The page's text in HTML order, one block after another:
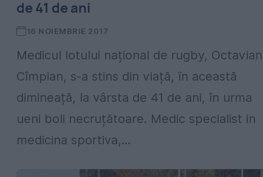
de 41 de ani
16 NOIEMBRIE 2017
Medicul lotului național de rugby, Octavian
Cîmpian, s-a stins din viață, în această
dimineață, la vârsta de 41 de ani, în urma
ueni boli necruțătoare. Medic specialist in
medicina sportiva,...